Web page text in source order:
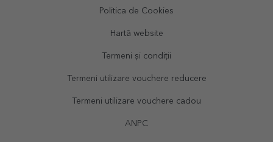
Politica de Cookies
Hartă website
Termeni și condiții
Termeni utilizare vouchere reducere
Termeni utilizare vouchere cadou
ANPC